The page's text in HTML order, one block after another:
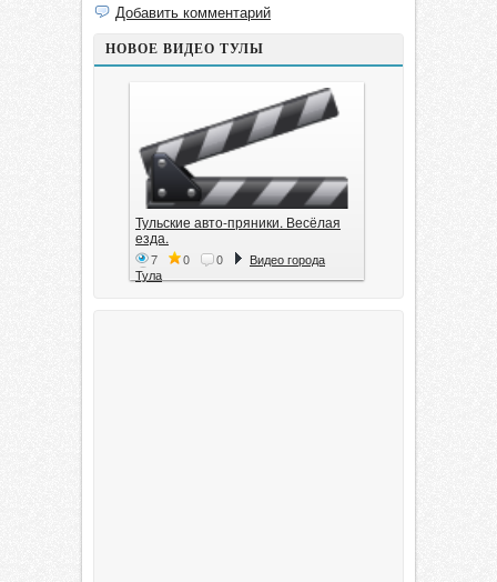
Добавить комментарий
НОВОЕ ВИДЕО ТУЛЫ
Тульские авто-пряники. Весёлая
езда.
7 0 0
Видео города
Тула